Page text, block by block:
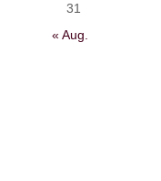
31
« Aug.